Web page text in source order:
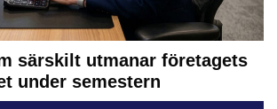
särskilt utmanar företagets
under semestern